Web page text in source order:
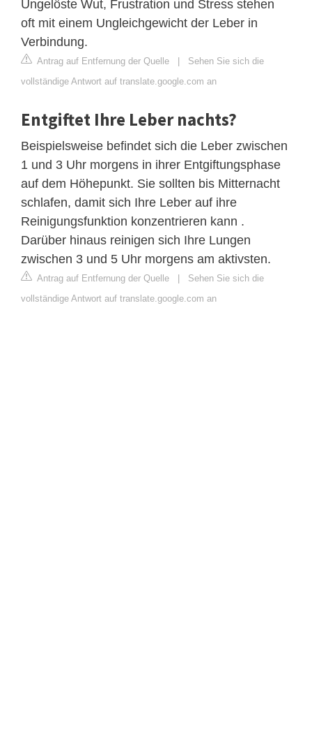
Ungelöste Wut, Frustration und Stress stehen
oft mit einem Ungleichgewicht der Leber in
Verbindung.
Antrag auf Entfernung der Quelle | Sehen Sie sich die
vollständige Antwort auf translate.google.com an
Entgiftet Ihre Leber nachts?
Beispielsweise befindet sich die Leber zwischen
1 und 3 Uhr morgens in ihrer Entgiftungsphase
auf dem Höhepunkt. Sie sollten bis Mitternacht
schlafen, damit sich Ihre Leber auf ihre
Reinigungsfunktion konzentrieren kann .
Darüber hinaus reinigen sich Ihre Lungen
zwischen 3 und 5 Uhr morgens am aktivsten.
Antrag auf Entfernung der Quelle | Sehen Sie sich die
vollständige Antwort auf translate.google.com an